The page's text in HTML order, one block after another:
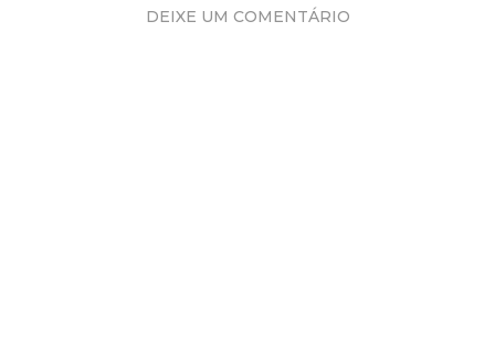
DEIXE UM COMENTÁRIO